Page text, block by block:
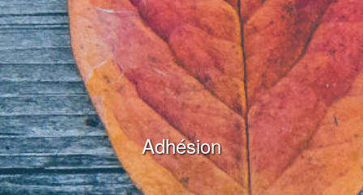
Adhésion